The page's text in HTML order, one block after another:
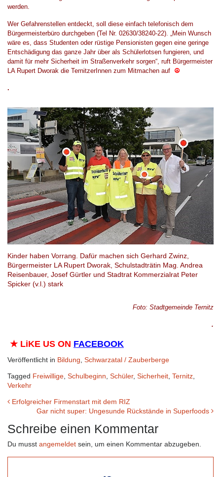
werden.
Wer Gefahrenstellen entdeckt, soll diese einfach telefonisch dem
Bürgermeisterbüro durchgeben (Tel Nr. 02630/38240-22). „Mein Wunsch
wäre es, dass Studenten oder rüstige Pensionisten gegen eine geringe
Entschädigung das ganze Jahr über als Schülerlotsen fungieren, und
damit für mehr Sicherheit im Straßenverkehr sorgen“, ruft Bürgermeister
LA Rupert Dworak die TernitzerInnen zum Mitmachen auf ☮
.
Kinder haben Vorrang. Dafür machen sich Gerhard Zwinz,
Bürgermeister LA Rupert Dworak, Schulstadträtin Mag. Andrea
Reisenbauer, Josef Gürtler und Stadtrat Kommerzialrat Peter
Spicker (v.l.) stark
Foto: Stadtgemeinde Ternitz
.
★ LiKE US ON FACEBOOK
Veröffentlicht in Bildung, Schwarzatal / Zauberberge
Tagged Freiwillige, Schulbeginn, Schüler, Sicherheit, Ternitz,
Verkehr
Beitrags-
Navigation
Erfolgreicher Firmenstart mit dem RIZ
Gar nicht super: Ungesunde Rückstände in Superfoods
Schreibe einen Kommentar
Du musst angemeldet sein, um einen Kommentar abzugeben.